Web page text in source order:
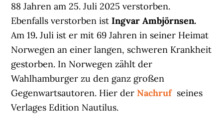
88 Jahren am 25. Juli 2025 verstorben.
Ebenfalls verstorben istIngvar Ambjörnsen.
Am 19.Juli ist er mit 69 Jahren in seiner Heimat
Norwegen an einer langen, schweren Krankheit
gestorben. In Norwegen zählt der
Wahlhamburger zu den ganz großen
Gegenwartsautoren. Hier derNachrufseines
Verlages Edition Nautilus.